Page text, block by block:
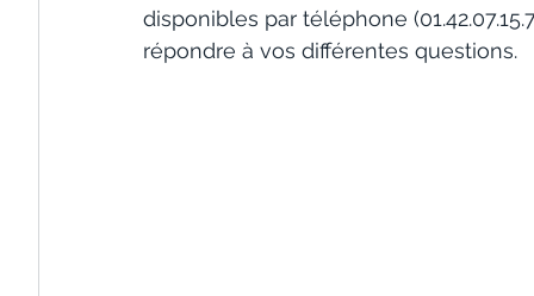
disponibles par téléphone
répondre à vos différentes questions.